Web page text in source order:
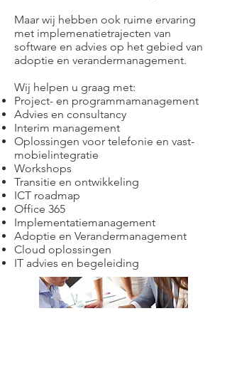
Maar wij hebben ook ruime ervaring
met implemenatietrajecten van
software en advies op het gebied van
adoptie en verandermanagement.
Wij helpen u graag met:
Project- en programmamanagement
Advies en consultancy
Interim management
Oplossingen voor telefonie en vast-
mobielintegratie
Workshops
Transitie en ontwikkeling
ICT roadmap
Office 365
Implementatiemanagement
Adoptie en Verandermanagement
Cloud oplossingen
IT advies en begeleiding